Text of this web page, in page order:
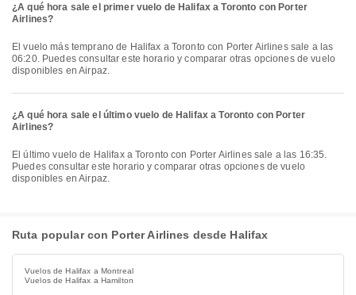
¿A qué hora sale el primer vuelo de Halifax a Toronto con Porter
Airlines?
El vuelo más temprano de Halifax a Toronto con Porter Airlines sale a las
06:20. Puedes consultar este horario y comparar otras opciones de vuelo
disponibles en Airpaz.
¿A qué hora sale el último vuelo de Halifax a Toronto con Porter
Airlines?
El último vuelo de Halifax a Toronto con Porter Airlines sale a las 16:35.
Puedes consultar este horario y comparar otras opciones de vuelo
disponibles en Airpaz.
Ruta popular con Porter Airlines desde Halifax
Vuelos de Halifax a Montreal
Vuelos de Halifax a Hamilton